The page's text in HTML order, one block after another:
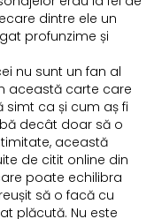
dintre ele un
profunzime și
nu sunt un fan al
această carte care
ca și cum aș fi
decât doar să o
această
de citit online din
poate echilibra
să o facă cu
plăcută. Nu este